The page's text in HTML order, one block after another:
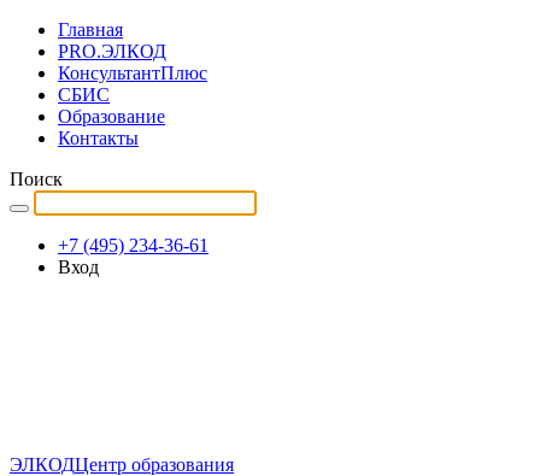
Главная
PRO.ЭЛКОД
КонсультантПлюс
СБИС
Образование
Контакты
Поиск
+7 (495) 234-36-61
Вход
ЭЛКОДЦентр образования